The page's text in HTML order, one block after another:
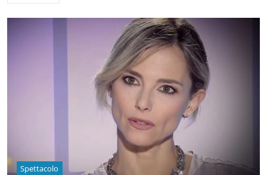
Spettacolo